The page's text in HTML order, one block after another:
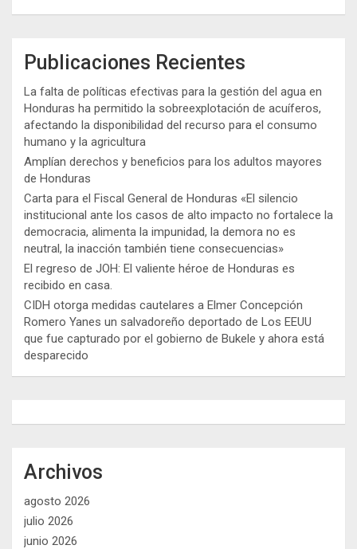
Publicaciones Recientes
La falta de políticas efectivas para la gestión del agua en
Honduras ha permitido la sobreexplotación de acuíferos,
afectando la disponibilidad del recurso para el consumo
humano y la agricultura
Amplían derechos y beneficios para los adultos mayores
de Honduras
Carta para el Fiscal General de Honduras «El silencio
institucional ante los casos de alto impacto no fortalece la
democracia, alimenta la impunidad, la demora no es
neutral, la inacción también tiene consecuencias»
El regreso de JOH: El valiente héroe de Honduras es
recibido en casa.
CIDH otorga medidas cautelares a Elmer Concepción
Romero Yanes un salvadoreño deportado de Los EEUU
que fue capturado por el gobierno de Bukele y ahora está
desparecido
Archivos
agosto 2026
julio 2026
junio 2026